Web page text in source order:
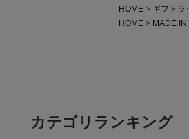
HOME
ギフトラ
HOME
MADE IN
カテゴリランキング